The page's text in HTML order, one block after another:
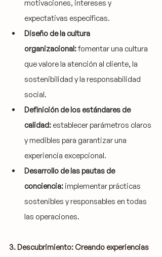
motivaciones, intereses y
expectativas específicas.
Diseño de la cultura
organizacional: fomentar una cultura
que valore la atención al cliente, la
sostenibilidad y la responsabilidad
social.
Definición de los estándares de
calidad: establecer parámetros claros
y medibles para garantizar una
experiencia excepcional.
Desarrollo de las pautas de
conciencia: implementar prácticas
sostenibles y responsables en todas
las operaciones.
3. Descubrimiento: Creando experiencias